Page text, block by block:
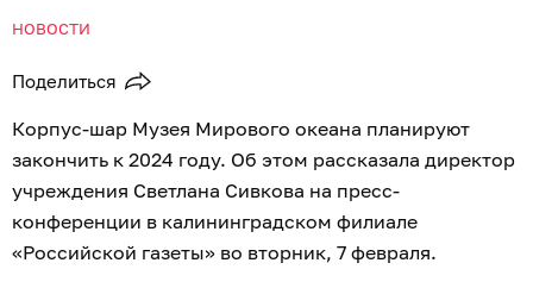
НОВОСТИ
Поделиться
Корпус-шар Музея Мирового океана планируют
закончить к 2024 году. Об этом рассказала директор
учреждения Светлана Сивкова на пресс-
конференции в калининградском филиале
«Российской газеты» во вторник, 7 февраля.